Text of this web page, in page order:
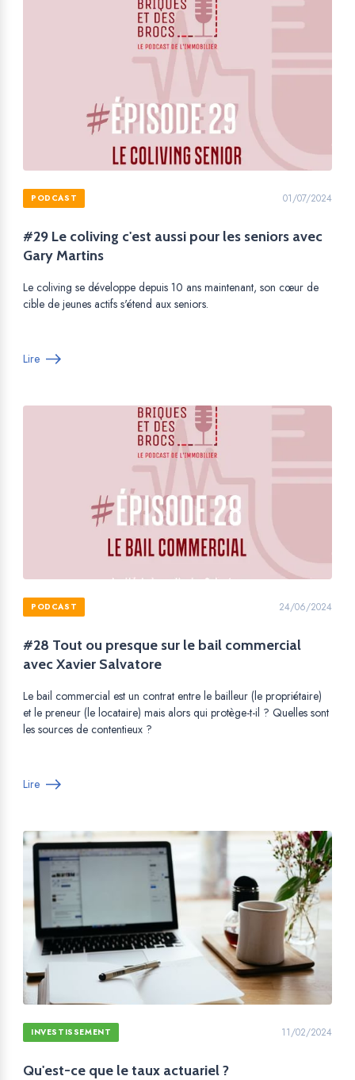
PODCAST 01/07/2024
#29 Le coliving c'est aussi pour les seniors avec
Gary Martins
Le coliving se développe depuis 10 ans maintenant, son cœur de
cible de jeunes actifs s'étend aux seniors.
Lire
PODCAST 24/06/2024
#28 Tout ou presque sur le bail commercial
avec Xavier Salvatore
Le bail commercial est un contrat entre le bailleur (le propriétaire)
et le preneur (le locataire) mais alors qui protège-t-il ? Quelles sont
les sources de contentieux ?
Lire
INVESTISSEMENT 11/02/2024
Qu'est-ce que le taux actuariel ?